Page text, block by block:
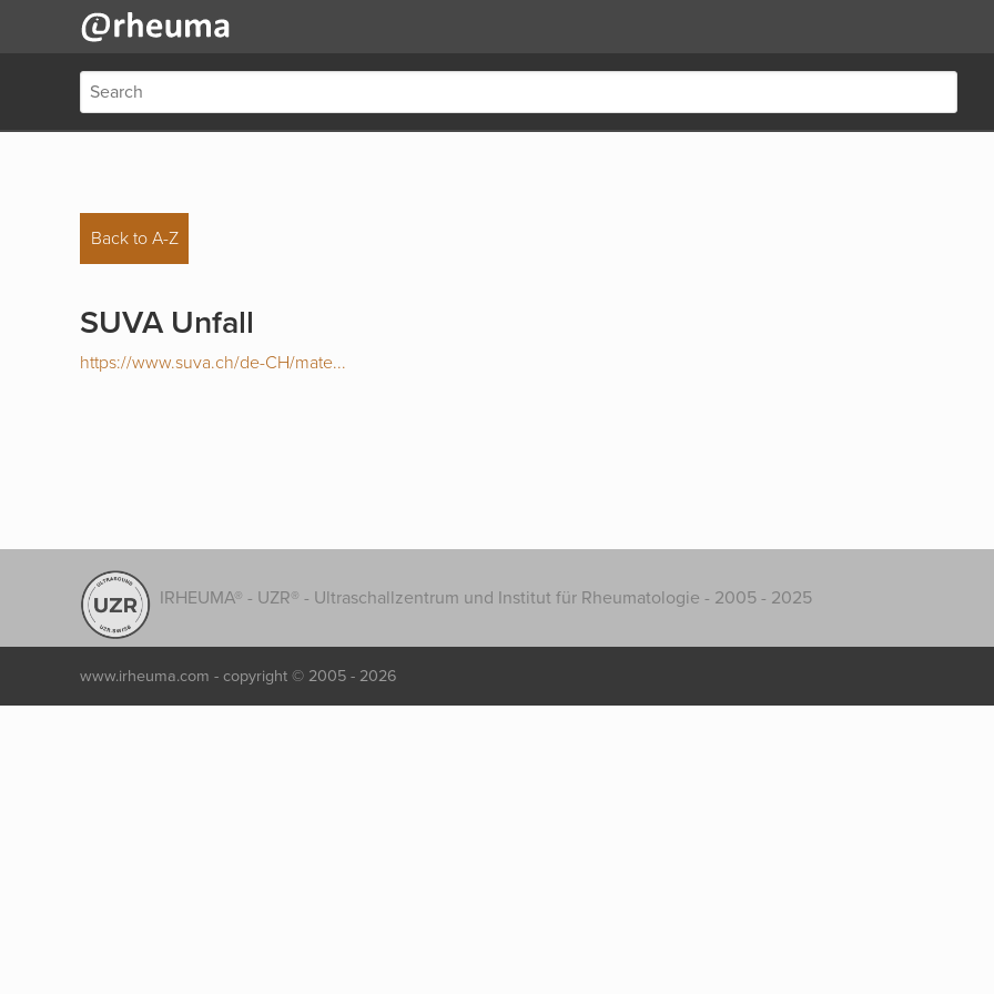
Back to A-Z
SUVA Unfall
https://www.suva.ch/de-CH/mate...
IRHEUMA® - UZR® - Ultraschallzentrum und Institut für Rheumatologie - 2005 - 2025
www.irheuma.com - copyright © 2005 - 2026